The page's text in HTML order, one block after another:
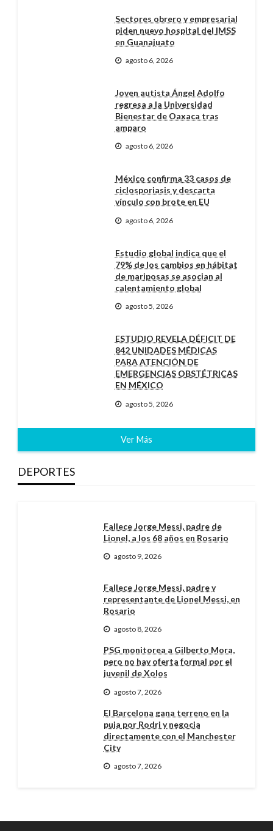
Sectores obrero y empresarial
piden nuevo hospital del IMSS
en Guanajuato
agosto 6, 2026
Joven autista Ángel Adolfo
regresa a la Universidad
Bienestar de Oaxaca tras
amparo
agosto 6, 2026
México confirma 33 casos de
ciclosporiasis y descarta
vínculo con brote en EU
agosto 6, 2026
Estudio global indica que el
79% de los cambios en hábitat
de mariposas se asocian al
calentamiento global
agosto 5, 2026
ESTUDIO REVELA DÉFICIT DE
842 UNIDADES MÉDICAS
PARA ATENCIÓN DE
EMERGENCIAS OBSTÉTRICAS
EN MÉXICO
agosto 5, 2026
Ver Más
DEPORTES
Fallece Jorge Messi, padre de
Lionel, a los 68 años en Rosario
agosto 9, 2026
Fallece Jorge Messi, padre y
representante de Lionel Messi, en
Rosario
agosto 8, 2026
PSG monitorea a Gilberto Mora,
pero no hay oferta formal por el
juvenil de Xolos
agosto 7, 2026
El Barcelona gana terreno en la
puja por Rodri y negocia
directamente con el Manchester
City
agosto 7, 2026